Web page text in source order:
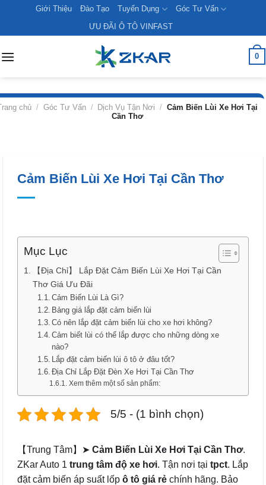
content
Giới Thiệu Đào Tạo Tuyển Dụng
Góc Tư Vấn
ƯU ĐÃI Ô TÔ VINFAST
0
chủ / Góc Tư Vấn / Dịch Vụ Tận Nơi / Cảm Biến Lùi Xe Hơi Tại
Cần Thơ
Cảm Biến Lùi Xe Hơi Tại Cần Thơ
Mục Lục
【Địa Chỉ】 Lắp Đặt Cảm Biến Lùi Xe Hơi Tại Cần
Thơ Giá Ưu Đãi
Cảm Biến Lùi Là Gì?
Bảng giá lắp đặt cảm biến lùi
Có nên lắp đặt cảm biến lùi cho xe hơi không?
Cảm biết lùi có thể lắp được cho những dòng xe
nào?
Lắp đặt cảm biến lùi ô tô ở đâu tốt?
Địa Chỉ Lắp Đặt Đèn Xe Hơi Tại Cần Thơ
Xem thêm một số sản phẩm:
5/5 - (1 bình chọn)
【Trung Tâm】➤ Cảm Biến Lùi Xe Hơi Tại Cần Thơ.
ZKar Auto 1 trung tâm độ xe hơi. Tận nơi tại tpct. Lắp
đặt cảm biến áp suất lốp ô tô giá rẻ chính hãng. Bảo